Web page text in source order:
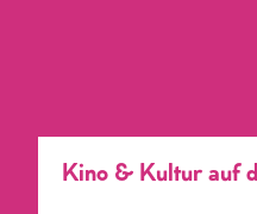
Kino & Kultur auf